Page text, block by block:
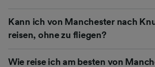
Kann ich von Manchester nach
reisen, ohne zu fliegen?
Wie reise ich am besten von